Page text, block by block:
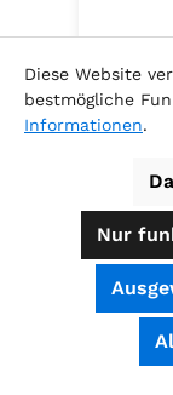
100%
Diese Website
bestmögliche
Informationen.
Nur
SEHR GUT